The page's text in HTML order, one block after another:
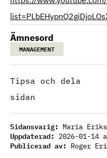
Ämnesord
MANAGEMENT
Tipsa och dela
sidan
Sidansvarig: Maria
Uppdaterad: 2026-01-14
Publicerad av: Roger